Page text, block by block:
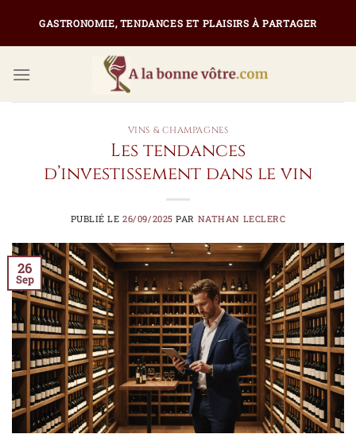
contenu
GASTRONOMIE, TENDANCES ET PLAISIRS À PARTAGER
VINS & CHAMPAGNES
Les tendances
d’investissement dans le vin
PUBLIÉ LE26/09/2025 PAR NATHAN LECLERC
26
Sep